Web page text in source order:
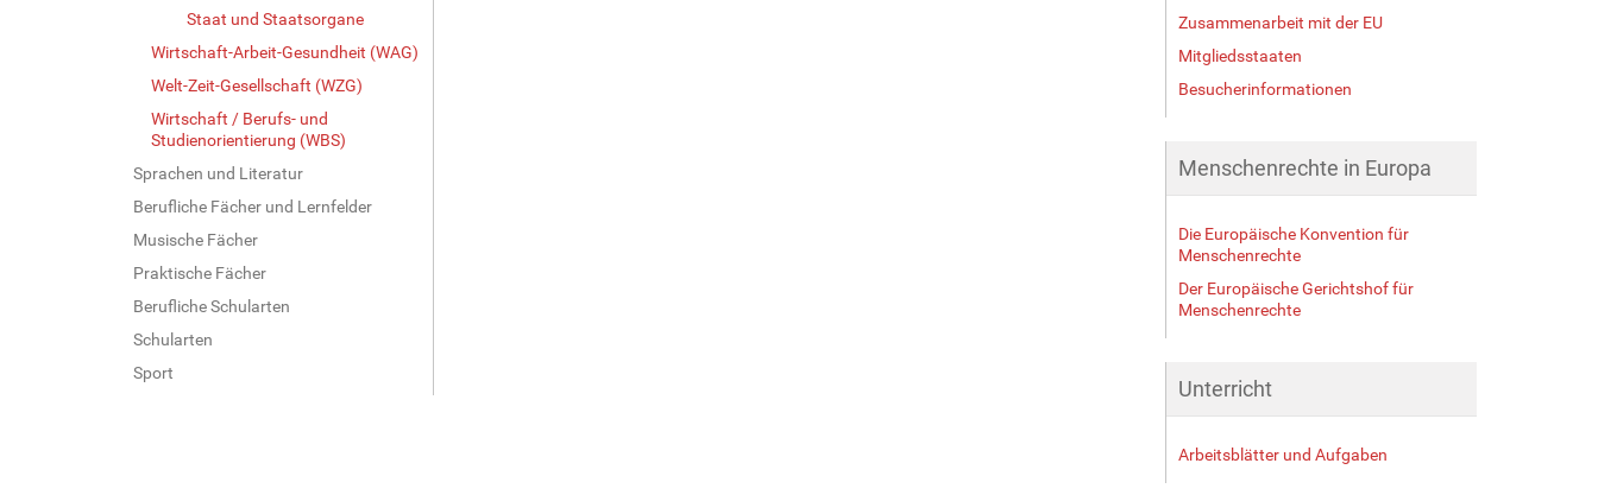
Staat und Staatsorgane
Wirtschaft-Arbeit-Gesundheit (WAG)
Welt-Zeit-Gesellschaft (WZG)
Wirtschaft / Berufs- und
Studienorientierung (WBS)
Sprachen und Literatur
Berufliche Fächer und Lernfelder
Musische Fächer
Praktische Fächer
Berufliche Schularten
Schularten
Sport
Zusammenarbeit mit der EU
Mitgliedsstaaten
Besucherinformationen
Menschenrechte in Europa
Die Europäische Konvention für
Menschenrechte
Der Europäische Gerichtshof für
Menschenrechte
Unterricht
Arbeitsblätter und Aufgaben